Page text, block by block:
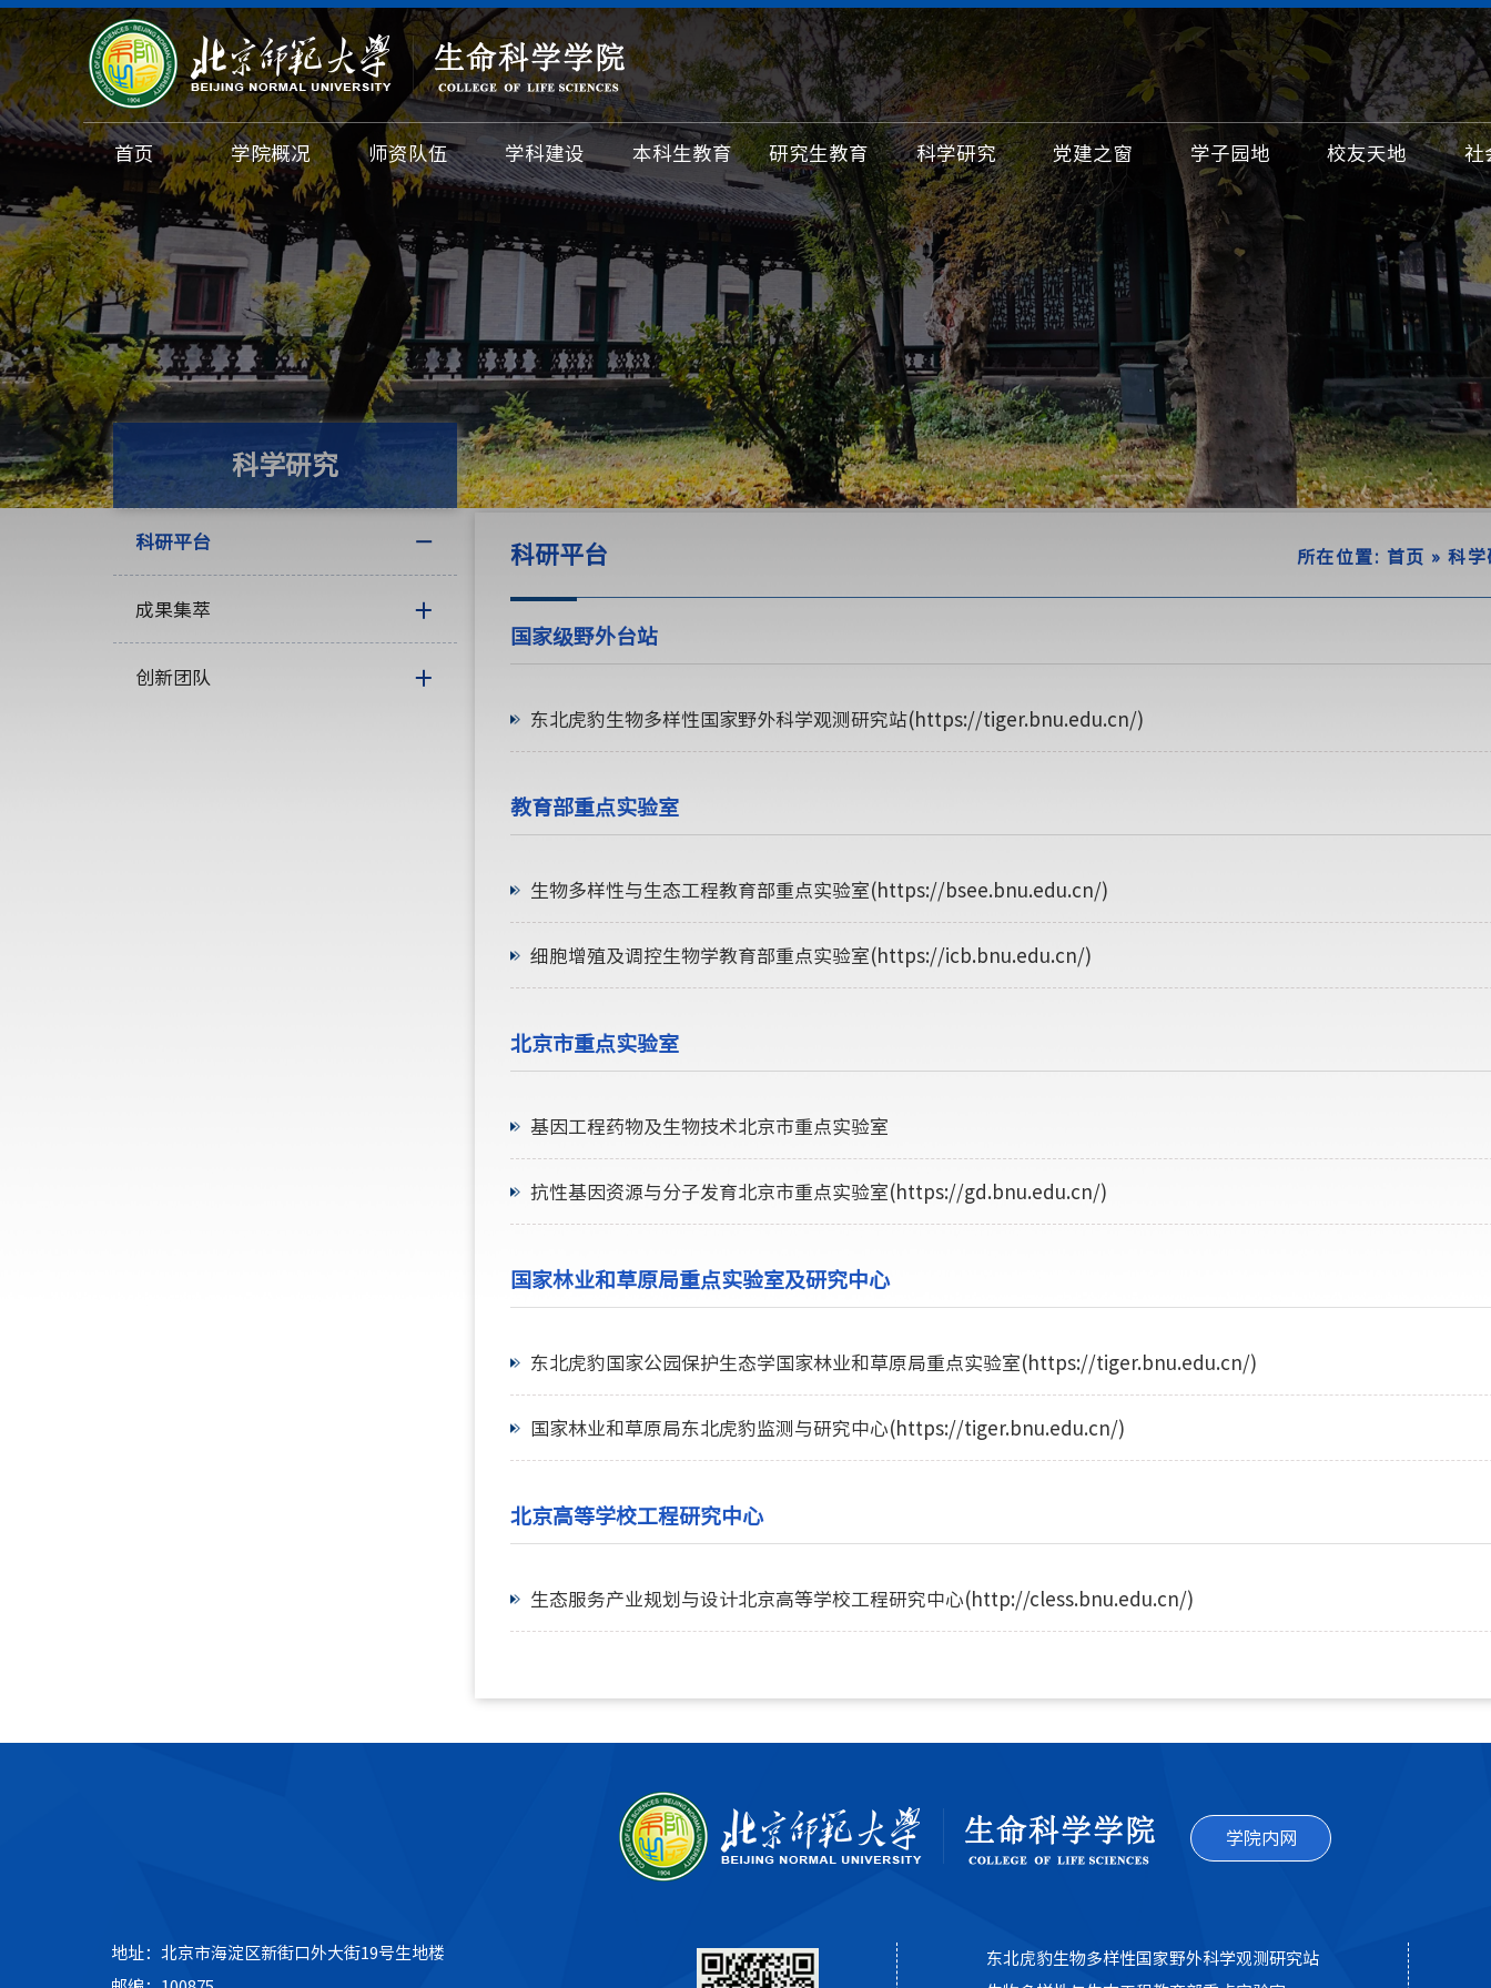
首页 学院概况 师资队伍 学科建设 本科生教育 研究生教育 科学研究 党建之窗 学子园地 校友天地 社
科学研究
科研平台
成果集萃
创新团队
科研平台 所在位置: 首页 »科学
国家级野外台站
东北虎豹生物多样性国家野外科学观测研究站(https://tiger.bnu.edu.cn/)
教育部重点实验室
生物多样性与生态工程教育部重点实验室(https://bsee.bnu.edu.cn/)
细胞增殖及调控生物学教育部重点实验室(https://icb.bnu.edu.cn/)
北京市重点实验室
基因工程药物及生物技术北京市重点实验室
抗性基因资源与分子发育北京市重点实验室(https://gd.bnu.edu.cn/)
国家林业和草原局重点实验室及研究中心
东北虎豹国家公园保护生态学国家林业和草原局重点实验室(https://tiger.bnu.edu.cn/)
国家林业和草原局东北虎豹监测与研究中心(https://tiger.bnu.edu.cn/)
北京高等学校工程研究中心
生态服务产业规划与设计北京高等学校工程研究中心(http://cless.bnu.edu.cn/)
学院内网
地址：北京市海淀区新街口外大街19号生地楼
东北虎豹生物多样性国家野外科学观测研究站